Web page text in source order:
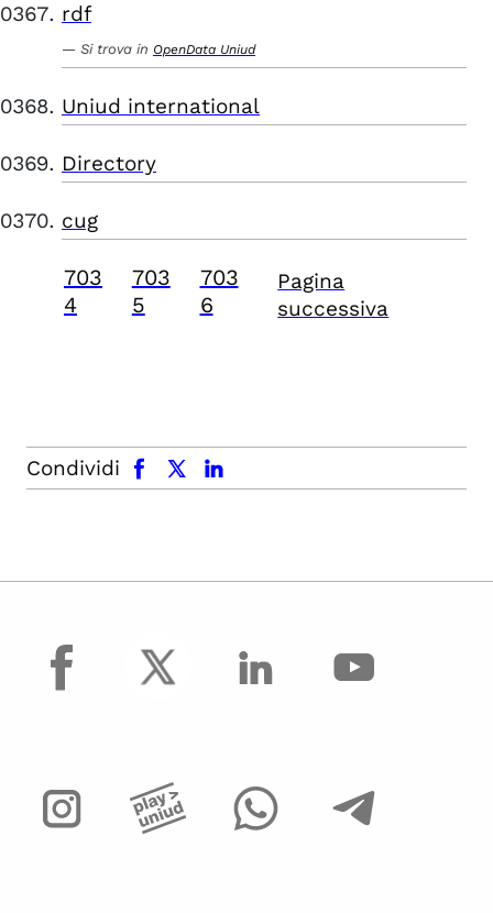
rdf
Si trova in OpenData Uniud
Uniud international
Directory
cug
703
4
703
5
703
6
Pagina
successiva
Condividi
facebook x.com linkedin
facebook